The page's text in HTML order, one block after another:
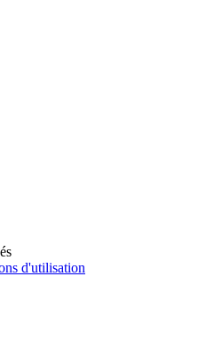
d'utilisation